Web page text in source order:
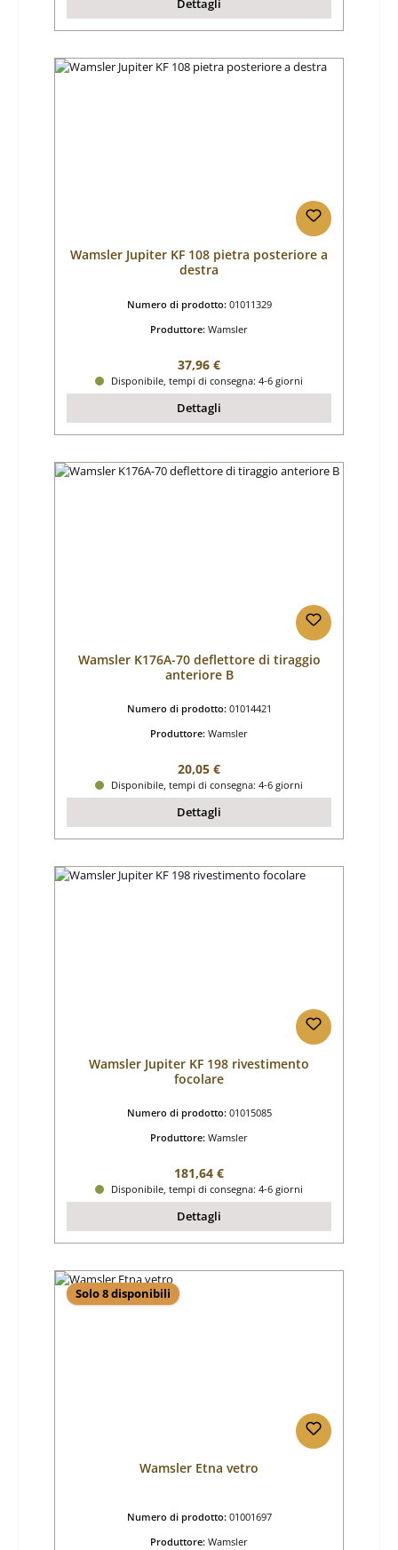
Dettagli
Wamsler Jupiter KF 108 pietra posteriore a
destra
Numero di prodotto: 01011329
Produttore: Wamsler
Prezzo normale:
37,96 €
Disponibile, tempi di consegna: 4-6 giorni
Dettagli
Wamsler K176A-70 deflettore di tiraggio
anteriore B
Numero di prodotto: 01014421
Produttore: Wamsler
Prezzo normale:
20,05 €
Disponibile, tempi di consegna: 4-6 giorni
Dettagli
Wamsler Jupiter KF 198 rivestimento
focolare
Numero di prodotto: 01015085
Produttore: Wamsler
Prezzo normale:
181,64 €
Disponibile, tempi di consegna: 4-6 giorni
Dettagli
Solo 8 disponibili
Wamsler Etna vetro
Numero di prodotto: 01001697
Produttore: Wamsler